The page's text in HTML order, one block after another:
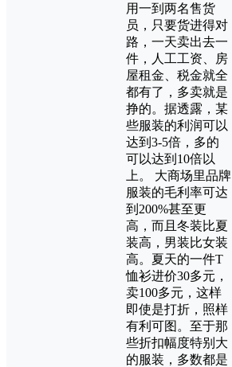
用一到两名售货
员，只要货进得对
路，一天卖出去一
件，人工工资、房
屋租金、税金就全
都有了，多卖就是
挣的。据透露，某
些服装的利润可以
达到3-5倍，多的
可以达到10倍以
上。 大商场里品牌
服装的毛利率可达
到200%甚至更
高，而且冬装比夏
装高，男装比女装
高。夏天的一件T
恤衫进价30多元，
卖100多元，这样
即使是打折，照样
有利可图。至于那
些折扣幅度特别大
的服装，多数都是